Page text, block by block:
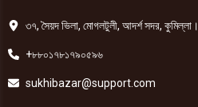
৩৭, সৈয়দ ভিলা, মোগলটুলী, আদর্শ সদর, কুমিল্লা।
+৮৮০১৭৮১৭৯০৫৯৬
sukhibazar@support.com